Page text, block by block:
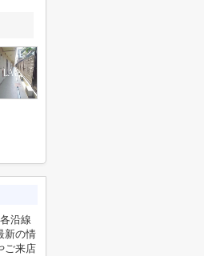
沿線
新の情
ご来店